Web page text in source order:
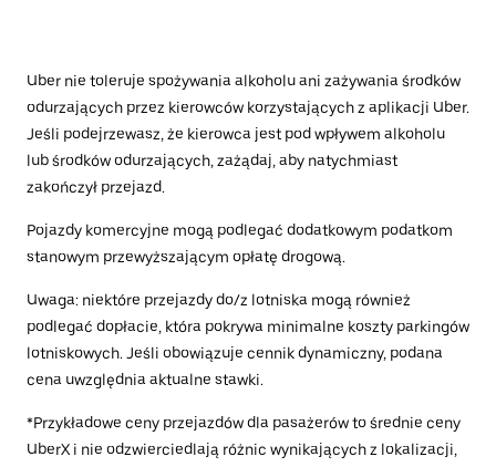
Uber nie toleruje spożywania alkoholu ani zażywania środków
odurzających przez kierowców korzystających z aplikacji Uber.
Jeśli podejrzewasz, że kierowca jest pod wpływem alkoholu
lub środków odurzających, zażądaj, aby natychmiast
zakończył przejazd.
Pojazdy komercyjne mogą podlegać dodatkowym podatkom
stanowym przewyższającym opłatę drogową.
Uwaga: niektóre przejazdy do/z lotniska mogą również
podlegać dopłacie, która pokrywa minimalne koszty parkingów
lotniskowych. Jeśli obowiązuje cennik dynamiczny, podana
cena uwzględnia aktualne stawki.
*Przykładowe ceny przejazdów dla pasażerów to średnie ceny
UberX i nie odzwierciedlają różnic wynikających z lokalizacji,